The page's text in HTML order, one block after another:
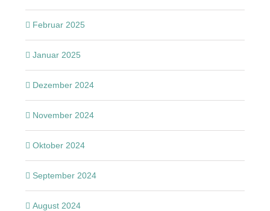
Februar 2025
Januar 2025
Dezember 2024
November 2024
Oktober 2024
September 2024
August 2024